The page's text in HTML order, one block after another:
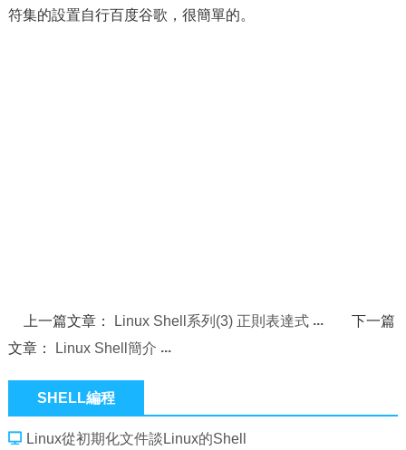
符集的設置自行百度谷歌，很簡單的。
上一篇文章： Linux Shell系列(3) 正則表達式
下一篇
文章：
Linux Shell簡介
SHELL編程
Linux從初期化文件談Linux的Shell